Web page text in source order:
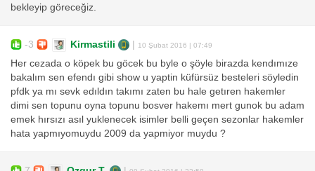
bekleyip göreceğiz.
-3 Kirmastili 10 Şubat 2016 | 07:49
Her cezada o köpek bu göcek bu byle o şöyle birazda kendımıze
bakalım sen efendı gibi show u yaptin küfürsüz besteleri söyledin
pfdk ya mı sevk edıldın takımı zaten bu hale getıren hakemler
dimi sen topunu oyna topunu bosver hakemı mert gunok bu adam
emek hırsızı asıl yuklenecek isimler belli geçen sezonlar hakemler
hata yapmıyomuydu 2009 da yapmiyor muydu ?